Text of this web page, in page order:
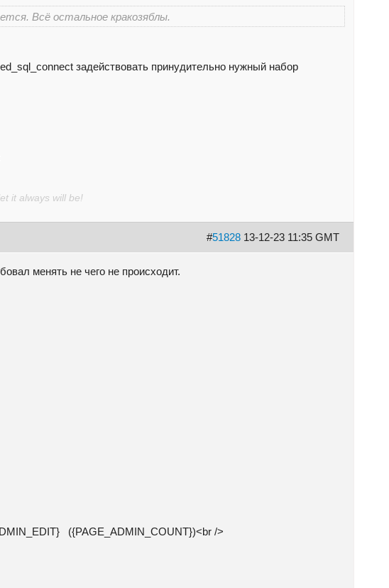
Всё остальное кракозяблы.
задействовать принудительно нужный набор
it always will be!
#51828 13-12-23 11:35 GMT
менять не чего не происходит.
/>